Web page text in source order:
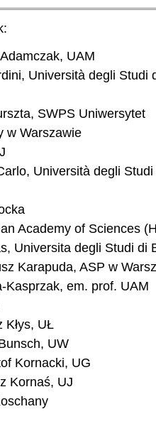
UAM
Università degli Studi
SWPS Uniwersytet
w Warszawie
Università degli Studi
Academy of Sciences
Universita degli Studi di
Karapuda, ASP w
Kasprzak, em. prof. UAM
Kłys, UŁ
UW
Kornacki, UG
Kornaś, UJ